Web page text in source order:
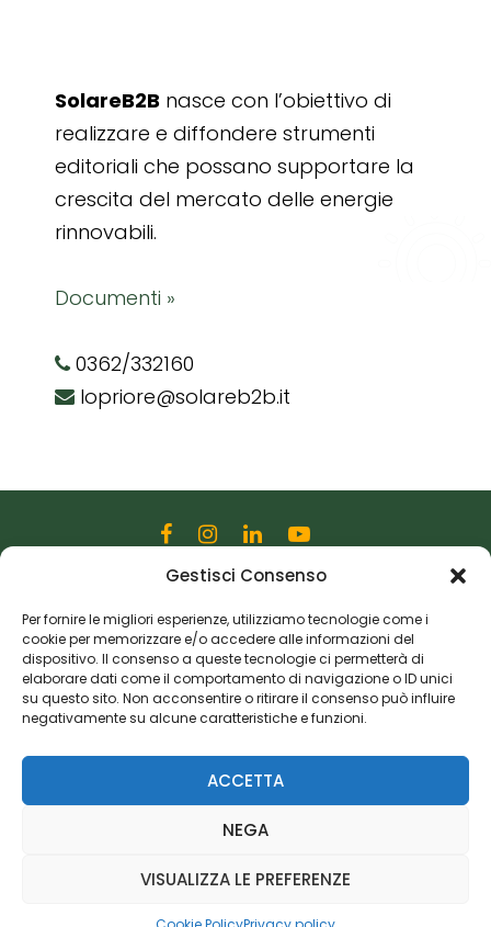
Gestisci Consenso
Per fornire le migliori esperienze, utilizziamo tecnologie come i
cookie per memorizzare e/o accedere alle informazioni del
dispositivo. Il consenso a queste tecnologie ci permetterà di
elaborare dati come il comportamento di navigazione o ID unici
su questo sito. Non acconsentire o ritirare il consenso può influire
negativamente su alcune caratteristiche e funzioni.
ACCETTA
NEGA
VISUALIZZA LE PREFERENZE
SolareB2B nasce con l’obiettivo di
realizzare e diffondere strumenti
editoriali che possano supportare la
crescita del mercato delle energie
rinnovabili.
Documenti »
0362/332160
lopriore@solareb2b.it
Via Martiri della Libertà, 28
20833 Giussano (MB)
P.I. 06982770965
Privacy Policy